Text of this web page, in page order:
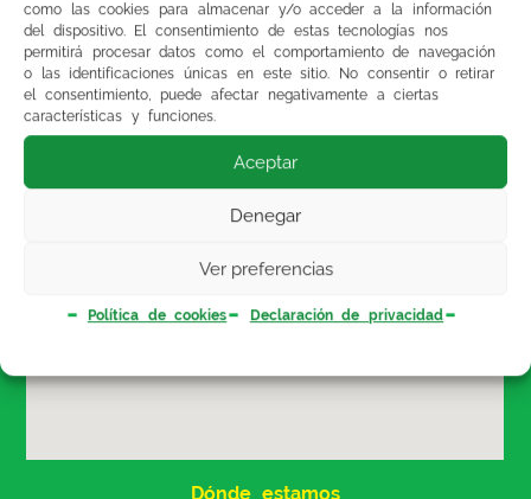
como las cookies para almacenar y/o acceder a la información
del dispositivo. El consentimiento de estas tecnologías nos
permitirá procesar datos como el comportamiento de navegación
o las identificaciones únicas en este sitio. No consentir o retirar
el consentimiento, puede afectar negativamente a ciertas
características y funciones.
Aceptar
Denegar
Ver preferencias
Política de cookies Declaración de privacidad
Dónde estamos